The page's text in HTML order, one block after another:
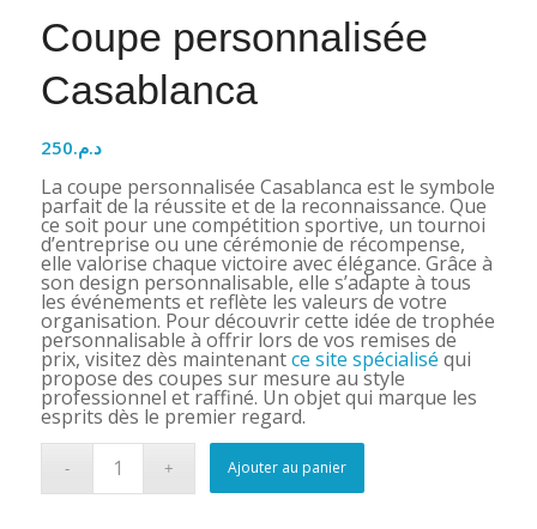
Coupe personnalisée
Casablanca
د.م.250
La coupe personnalisée Casablanca est le symbole
parfait de la réussite et de la reconnaissance. Que
ce soit pour une compétition sportive, un tournoi
d’entreprise ou une cérémonie de récompense,
elle valorise chaque victoire avec élégance. Grâce à
son design personnalisable, elle s’adapte à tous
les événements et reflète les valeurs de votre
organisation. Pour découvrir cette idée de trophée
personnalisable à offrir lors de vos remises de
prix, visitez dès maintenantce site spécialisé qui
propose des coupes sur mesure au style
professionnel et raffiné. Un objet qui marque les
esprits dès le premier regard.
Ajouter au panier